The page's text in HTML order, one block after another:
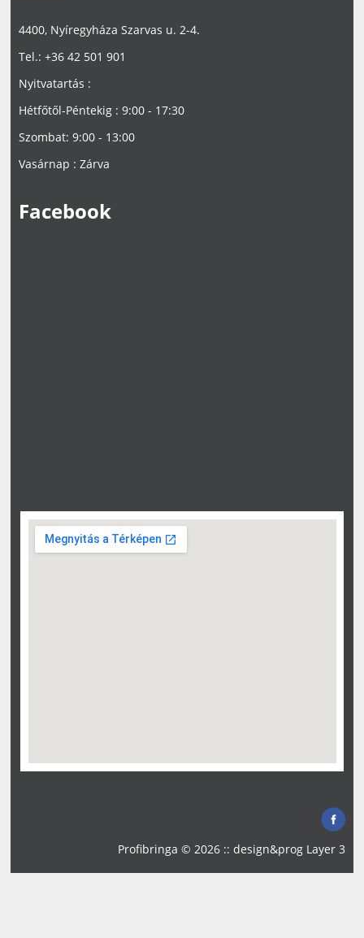
4400, Nyíregyháza Szarvas u. 2-4.
Tel.: +36 42 501 901
Nyitvatartás :
Hétfőtől-Péntekig : 9:00 - 17:30
Szombat: 9:00 - 13:00
Vasárnap : Zárva
Facebook
Profibringa © 2026 :: design&prog Layer 3